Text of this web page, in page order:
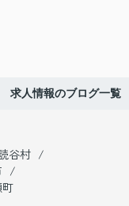
求人情報のブログ一覧
谷村